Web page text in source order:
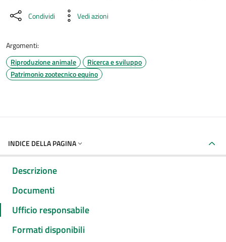
Condividi Vedi azioni
Argomenti:
Riproduzione animale
Ricerca e sviluppo
Patrimonio zootecnico equino
INDICE DELLA PAGINA
Descrizione
Documenti
Ufficio responsabile
Formati disponibili